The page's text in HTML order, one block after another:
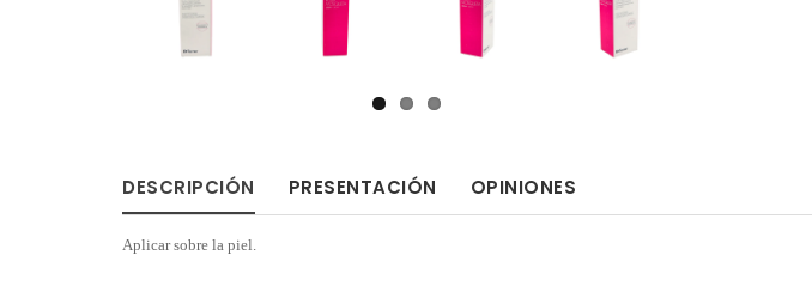
DESCRIPCIÓN PRESENTACIÓN OPINIONES
Aplicar sobre la piel.